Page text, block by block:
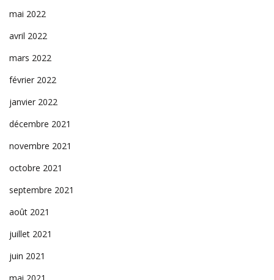
mai 2022
avril 2022
mars 2022
février 2022
janvier 2022
décembre 2021
novembre 2021
octobre 2021
septembre 2021
août 2021
juillet 2021
juin 2021